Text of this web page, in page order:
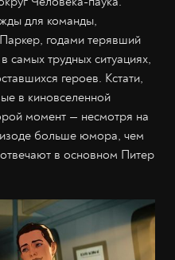
для команды,
годами терявший
самых трудных ситуациях,
героев. Кстати,
в киновселенной
момент — несмотря на
больше юмора, чем
в основном Питер